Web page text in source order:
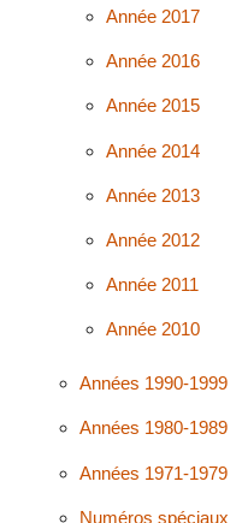
Année 2017
Année 2016
Année 2015
Année 2014
Année 2013
Année 2012
Année 2011
Année 2010
Années 1990-1999
Années 1980-1989
Années 1971-1979
Numéros spéciaux